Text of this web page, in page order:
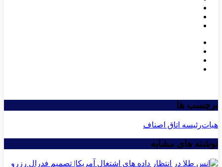
برچسب ها
هیات‌رئیسه اتاق اصناف
نوشته های مشابه